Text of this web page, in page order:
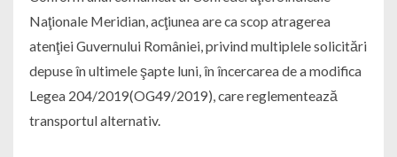
Naţionale Meridian, acţiunea are ca scop atragerea
atenţiei Guvernului României, privind multiplele solicitări
depuse în ultimele şapte luni, în încercarea de a modifica
Legea 204/2019(OG49/2019), care reglementează
transportul alternativ.